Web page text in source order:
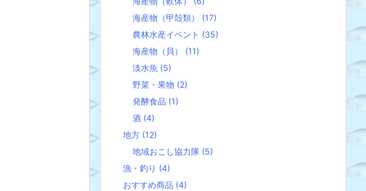
海産物（甲殻類） (17)
農林水産イベント (35)
海産物（貝） (11)
淡水魚 (5)
野菜・果物 (2)
発酵食品 (1)
酒 (4)
地方 (12)
地域おこし協力隊 (5)
漁・釣り (4)
おすすめ商品 (4)